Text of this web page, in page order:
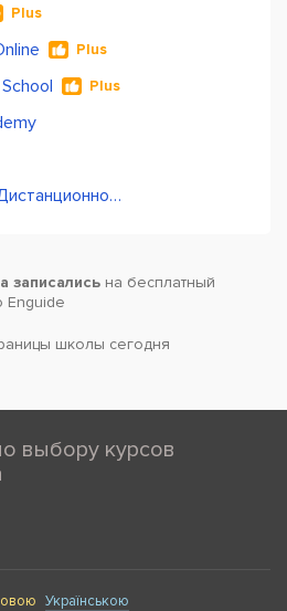
Plus
Plus
Plus
Green Forest. Дистанционное обучение
записались на бесплатный
школы сегодня
выбору курсов
Українською